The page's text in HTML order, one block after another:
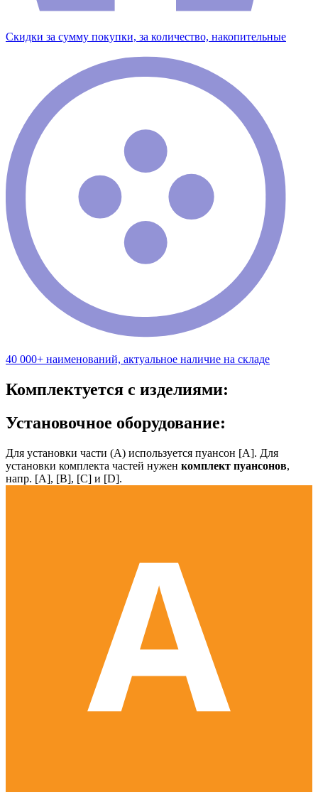
Скидки за сумму покупки, за количество, накопительные
40 000+ наименований, актуальное наличие на складе
Комплектуется с изделиями:
Установочное оборудование:
Для установки части (А) используется пуансон [А]. Для
установки комплекта частей нужен комплект пуансонов,
напр. [А], [B], [С] и [D].